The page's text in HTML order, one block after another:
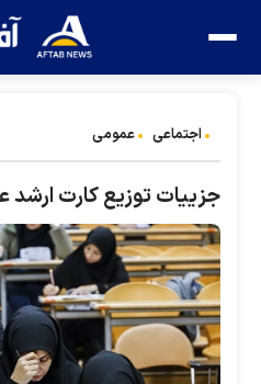
اجتماعی عمومی
جزییات توزیع کارت ارشد